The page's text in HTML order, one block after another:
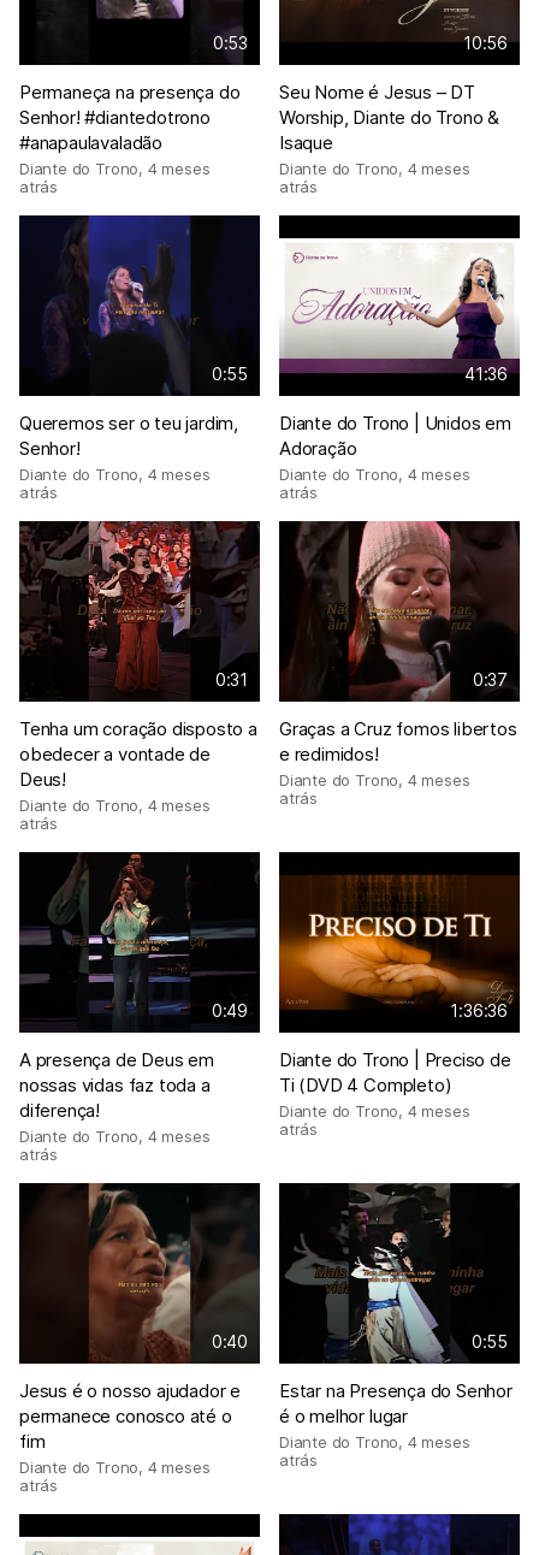
0:53
Permaneça na presença do
Senhor! #diantedotrono
#anapaulavaladão
Diante do Trono, 4 meses
atrás
10:56
Seu Nome é Jesus – DT
Worship, Diante do Trono &
Isaque
Diante do Trono, 4 meses
atrás
0:55
Queremos ser o teu jardim,
Senhor!
Diante do Trono, 4 meses
atrás
41:36
Diante do Trono | Unidos em
Adoração
Diante do Trono, 4 meses
atrás
0:31
Tenha um coração disposto a
obedecer a vontade de
Deus!
Diante do Trono, 4 meses
atrás
0:37
Graças a Cruz fomos libertos
e redimidos!
Diante do Trono, 4 meses
atrás
0:49
A presença de Deus em
nossas vidas faz toda a
diferença!
Diante do Trono, 4 meses
atrás
1:36:36
Diante do Trono | Preciso de
Ti (DVD 4 Completo)
Diante do Trono, 4 meses
atrás
0:40
Jesus é o nosso ajudador e
permanece conosco até o
fim
Diante do Trono, 4 meses
atrás
0:55
Estar na Presença do Senhor
é o melhor lugar
Diante do Trono, 4 meses
atrás